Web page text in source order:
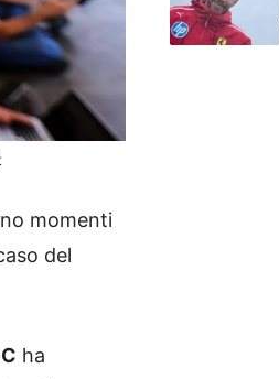
momenti
del
ha